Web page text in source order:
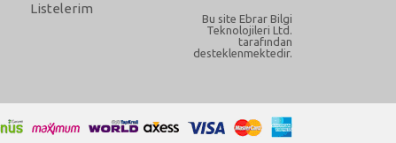
Listelerim
Bu site Ebrar Bilgi
Teknolojileri Ltd.
tarafından
desteklenmektedir.